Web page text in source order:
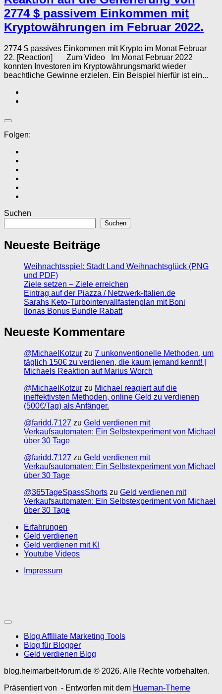
2774 $ passivem Einkommen mit
Kryptowährungen im Februar 2022.
2774 $ passives Einkommen mit Krypto im Monat Februar
22. [Reaction] Zum Video Im Monat Februar 2022
konnten Investoren im Kryptowährungsmarkt wieder
beachtliche Gewinne erzielen. Ein Beispiel hierfür ist ein...
Folgen:
Suchen
Suchen
Neueste Beiträge
Weihnachtsspiel: Stadt Land Weihnachtsglück (PNG
und PDF)
Ziele setzen – Ziele erreichen
Eintrag auf der Piazza / Netzwerk-Italien.de
Sarahs Keto-Turbointervallfastenplan mit Boni
Ilonas Bonus Bundle Rabatt
Neueste Kommentare
@MichaelKotzur zu 7 unkonventionelle Methoden, um
täglich 150€ zu verdienen, die kaum jemand kennt! |
Michaels Reaktion auf Marius Worch
@MichaelKotzur zu Michael reagiert auf die
ineffektivsten Methoden, online Geld zu verdienen
(500€/Tag) als Anfänger.
@faridd.7127 zu Geld verdienen mit
Verkaufsautomaten: Ein Selbstexperiment von Michael
über 30 Tage
@faridd.7127 zu Geld verdienen mit
Verkaufsautomaten: Ein Selbstexperiment von Michael
über 30 Tage
@365TageSpassShorts zu Geld verdienen mit
Verkaufsautomaten: Ein Selbstexperiment von Michael
über 30 Tage
Erfahrungen
Geld verdienen
Geld verdienen mit KI
Youtube Videos
Impressum
Blog Affiliate Marketing Tools
Blog für Blogger
Geld verdienen Blog
blog.heimarbeit-forum.de © 2026. Alle Rechte vorbehalten.
Präsentiert von - Entworfen mit dem Hueman-Theme